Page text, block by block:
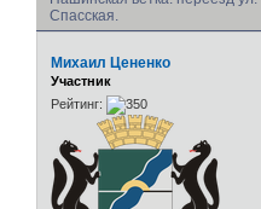
Спасская.
Михаил Цененко
Участник
Рейтинг: